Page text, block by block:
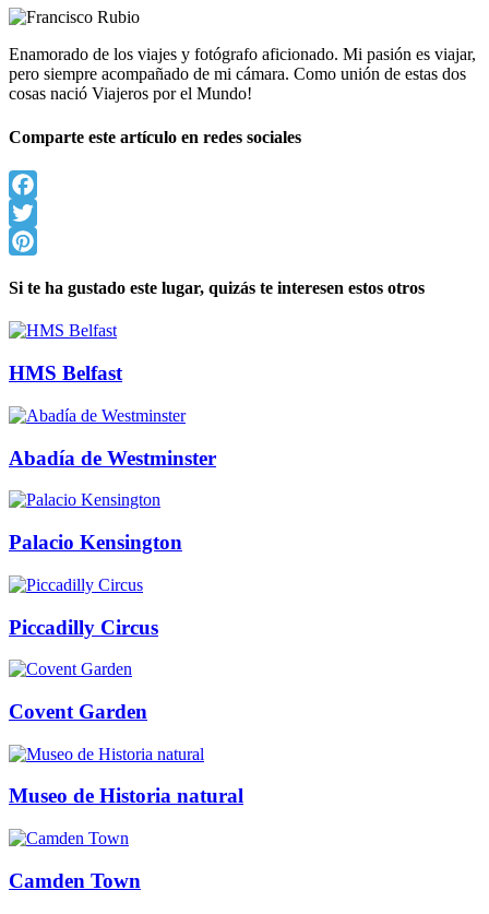
Enamorado de los viajes y fotógrafo aficionado. Mi pasión es viajar,
pero siempre acompañado de mi cámara. Como unión de estas dos
cosas nació Viajeros por el Mundo!
Comparte este artículo en redes sociales
Facebook
Twitter
Si te ha gustado este lugar, quizás te interesen estos otros
HMS Belfast
Abadía de Westminster
Palacio Kensington
Piccadilly Circus
Covent Garden
Museo de Historia natural
Camden Town